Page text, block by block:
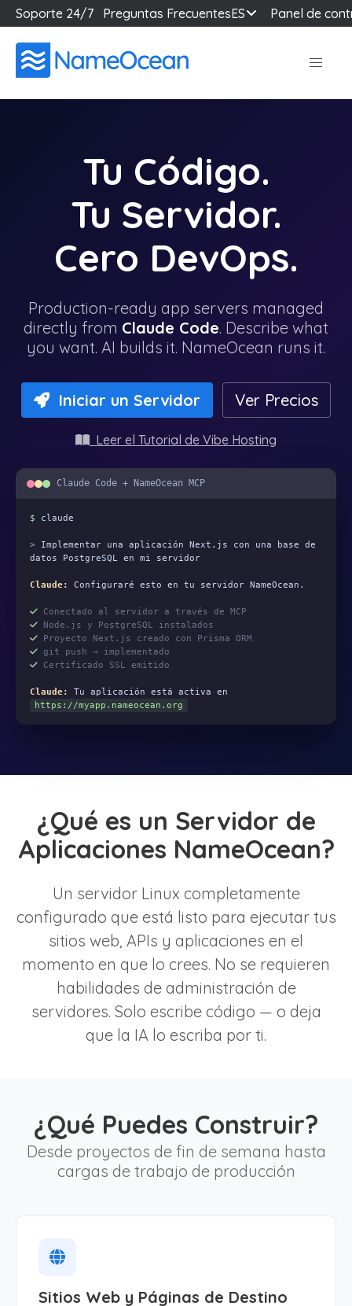
Soporte 24/7 Preguntas FrecuentesES Panel de
Tu Código.
Tu Servidor.
Cero DevOps.
Production-ready app servers managed
directly from Claude Code. Describe what
you want. AI builds it. NameOcean runs it.
Iniciar un Servidor Ver Precios
Leer el Tutorial de Vibe Hosting
Claude Code + NameOcean MCP
$ claude
> Implementar una aplicación Next.js con una base de
datos PostgreSQL en mi servidor
Claude: Configuraré esto en tu servidor NameOcean.
Conectado al servidor a través de MCP
Node.js y PostgreSQL instalados
Proyecto Next.js creado con Prisma ORM
git push → implementado
Certificado SSL emitido
Claude:
Tu aplicación está activa en
https://myapp.nameocean.org
¿Qué es un Servidor de
Aplicaciones NameOcean?
Un servidor Linux completamente
configurado que está listo para ejecutar tus
sitios web, APIs y aplicaciones en el
momento en que lo crees. No se requieren
habilidades de administración de
servidores. Solo escribe código — o deja
que la IA lo escriba por ti.
¿Qué Puedes Construir?
Desde proyectos de fin de semana hasta
cargas de trabajo de producción
Sitios Web y Páginas de Destino